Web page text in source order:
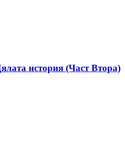
история (Част Втора)